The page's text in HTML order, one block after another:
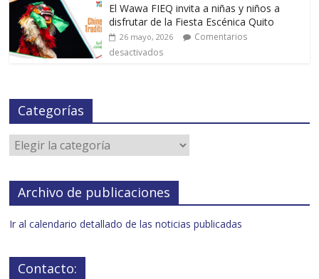
El Wawa FIEQ invita a niñas y niños a
disfrutar de la Fiesta Escénica Quito
26 mayo, 2026
Comentarios
desactivados
Categorías
Archivo de publicaciones
Ir al calendario detallado de las noticias publicadas
Contacto: